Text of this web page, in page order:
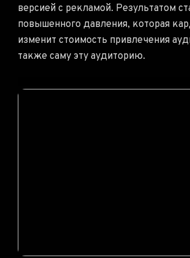
версией с рекламой. Результатом
повышенного давления, которая
изменит стоимость привлечения
также саму эту аудиторию.